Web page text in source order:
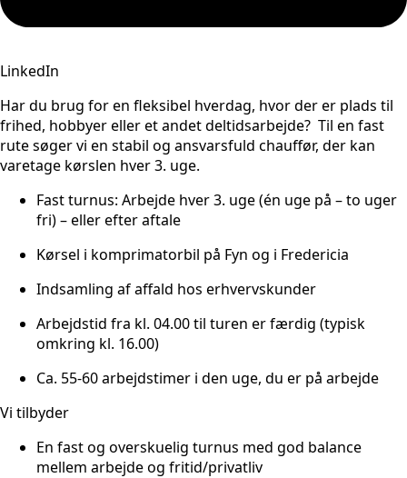
LinkedIn
Har du brug for en fleksibel hverdag, hvor der er plads til
frihed, hobbyer eller et andet deltidsarbejde? Til en fast
rute søger vi en stabil og ansvarsfuld chauffør, der kan
varetage kørslen hver 3. uge.
Fast turnus: Arbejde hver 3. uge (én uge på – to uger
fri) – eller efter aftale
Kørsel i komprimatorbil på Fyn og i Fredericia
Indsamling af affald hos erhvervskunder
Arbejdstid fra kl. 04.00 til turen er færdig (typisk
omkring kl. 16.00)
Ca. 55-60 arbejdstimer i den uge, du er på arbejde
Vi tilbyder
En fast og overskuelig turnus med god balance
mellem arbejde og fritid/privatliv